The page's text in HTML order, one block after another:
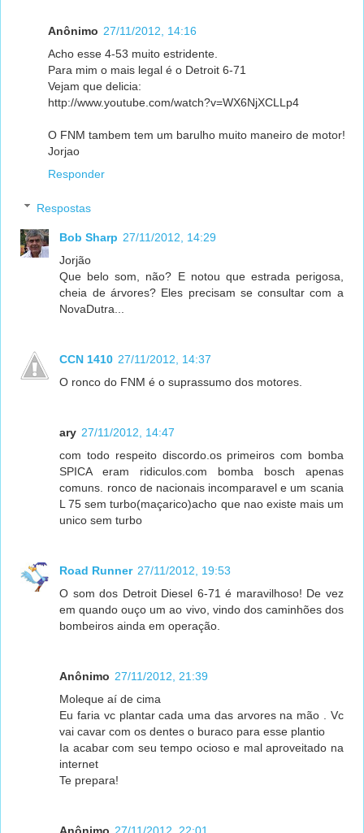
Anônimo 27/11/2012, 14:16
Acho esse 4-53 muito estridente.
Para mim o mais legal é o Detroit 6-71
Vejam que delicia:
http://www.youtube.com/watch?v=WX6NjXCLLp4
O FNM tambem tem um barulho muito maneiro de motor!
Jorjao
Responder
Respostas
Bob Sharp 27/11/2012, 14:29
Jorjão
Que belo som, não? E notou que estrada perigosa,
cheia de árvores? Eles precisam se consultar com a
NovaDutra...
CCN 1410 27/11/2012, 14:37
O ronco do FNM é o suprassumo dos motores.
ary 27/11/2012, 14:47
com todo respeito discordo.os primeiros com bomba
SPICA eram ridiculos.com bomba bosch apenas
comuns. ronco de nacionais incomparavel e um scania
L 75 sem turbo(maçarico)acho que nao existe mais um
unico sem turbo
Road Runner 27/11/2012, 19:53
O som dos Detroit Diesel 6-71 é maravilhoso! De vez
em quando ouço um ao vivo, vindo dos caminhões dos
bombeiros ainda em operação.
Anônimo 27/11/2012, 21:39
Moleque aí de cima
Eu faria vc plantar cada uma das arvores na mão . Vc
vai cavar com os dentes o buraco para esse plantio
Ia acabar com seu tempo ocioso e mal aproveitado na
internet
Te prepara!
Anônimo 27/11/2012, 22:01